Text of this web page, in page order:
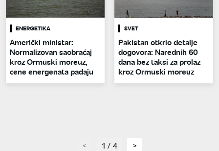
ENERGETIKA
Američki ministar:
Normalizovan saobraćaj
kroz Ormuski moreuz,
cene energenata padaju
SVET
Pakistan otkrio detalje
dogovora: Narednih 60
dana bez taksi za prolaz
kroz Ormuski moreuz
page1 / 4 page